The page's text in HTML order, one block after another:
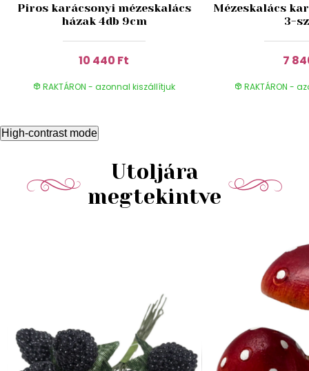
Piros karácsonyi mézeskalács
házak 4db 9cm
10 440 Ft
RAKTÁRON - azonnal kiszállítjuk
Mézeskalács
3-
7
RAKTÁRON -
High-contrast mode
Utoljára
megtekintve